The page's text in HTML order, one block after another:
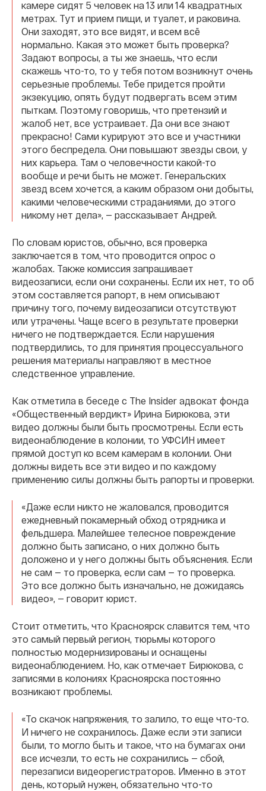
камере сидят 5 человек на 13 или 14 квадратных
метрах. Тут и прием пищи, и туалет, и раковина.
Они заходят, это все видят, и всем всё
нормально. Какая это может быть проверка?
Задают вопросы, а ты же знаешь, что если
скажешь что-то, то у тебя потом возникнут очень
серьезные проблемы. Тебе придется пройти
экзекуцию, опять будут подвергать всем этим
пыткам. Поэтому говоришь, что претензий и
жалоб нет, все устраивает. Да они все знают
прекрасно! Сами курируют это все и участники
этого беспредела. Они повышают звезды свои, у
них карьера. Там о человечности какой-то
вообще и речи быть не может. Генеральских
звезд всем хочется, а каким образом они добыты,
какими человеческими страданиями, до этого
никому нет дела», — рассказывает Андрей.
По словам юристов, обычно, вся проверка
заключается в том, что проводится опрос о
жалобах. Также комиссия запрашивает
видеозаписи, если они сохранены. Если их нет, то об
этом составляется рапорт, в нем описывают
причину того, почему видеозаписи отсутствуют
или утрачены. Чаще всего в результате проверки
ничего не подтверждается. Если нарушения
подтвердились, то для принятия процессуального
решения материалы направляют в местное
следственное управление.
Как отметила в беседе с The Insider адвокат фонда
«Общественный вердикт» Ирина Бирюкова, эти
видео должны были быть просмотрены. Если есть
видеонаблюдение в колонии, то УФСИН имеет
прямой доступ ко всем камерам в колонии. Они
должны видеть все эти видео и по каждому
применению силы должны быть рапорты и проверки.
«Даже если никто не жаловался, проводится
ежедневный покамерный обход отрядника и
фельдшера. Малейшее телесное повреждение
должно быть записано, о них должно быть
доложено и у него должны быть объяснения. Если
не сам — то проверка, если сам — то проверка.
Это все должно быть изначально, не дожидаясь
видео», — говорит юрист.
Стоит отметить, что Красноярск славится тем, что
это самый первый регион, тюрьмы которого
полностью модернизированы и оснащены
видеонаблюдением. Но, как отмечает Бирюкова, с
записями в колониях Красноярска постоянно
возникают проблемы.
«То скачок напряжения, то залило, то еще что-то.
И ничего не сохранилось. Даже если эти записи
были, то могло быть и такое, что на бумагах они
все исчезли, то есть не сохранились — сбой,
перезаписи видеорегистраторов. Именно в этот
день, который нужен, обязательно что-то